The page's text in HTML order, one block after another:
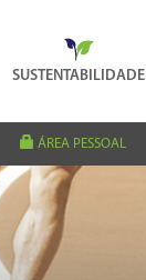
SUSTENTABILIDADE
ÁREA PESSOAL